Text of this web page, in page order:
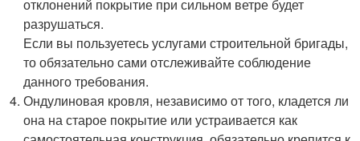
отклонений покрытие при сильном ветре будет
разрушаться.
Если вы пользуетесь услугами строительной бригады,
то обязательно сами отслеживайте соблюдение
данного требования.
Ондулиновая кровля, независимо от того, кладется ли
она на старое покрытие или устраивается как